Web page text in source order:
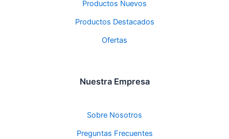
Productos Nuevos
Productos Destacados
Ofertas
Nuestra Empresa
Sobre Nosotros
Preguntas Frecuentes